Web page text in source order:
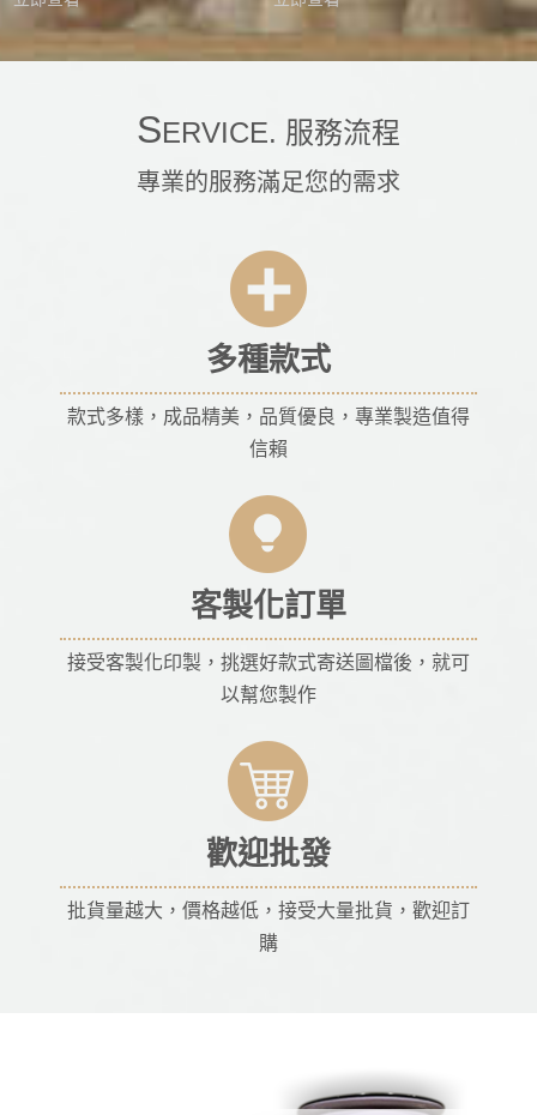
SERVICE. 服務流程
專業的服務滿足您的需求
多種款式
款式多樣，成品精美，品質優良，專業製造值得
信賴
客製化訂單
接受客製化印製，挑選好款式寄送圖檔後，就可
以幫您製作
歡迎批發
批貨量越大，價格越低，接受大量批貨，歡迎訂
購